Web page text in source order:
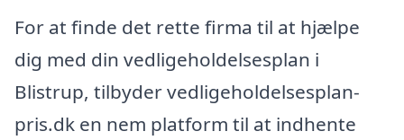
For at finde det rette firma til at hjælpe
dig med din vedligeholdelsesplan i
Blistrup, tilbyder vedligeholdelsesplan-
pris.dk en nem platform til at indhente